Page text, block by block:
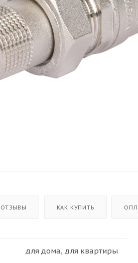
ОТЗЫВЫ КАК КУПИТЬ
для дома, для квартиры